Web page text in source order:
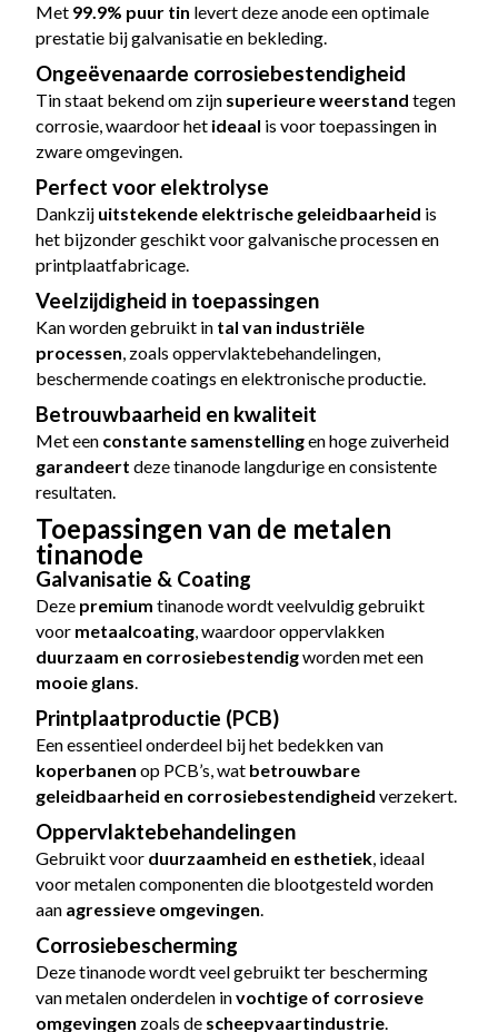
Met 99.9% puur tin levert deze anode een optimale
prestatie bij galvanisatie en bekleding.
Ongeëvenaarde corrosiebestendigheid
Tin staat bekend om zijn superieure weerstand tegen
corrosie, waardoor het ideaal is voor toepassingen in
zware omgevingen.
Perfect voor elektrolyse
Dankzij uitstekende elektrische geleidbaarheid is
het bijzonder geschikt voor galvanische processen en
printplaatfabricage.
Veelzijdigheid in toepassingen
Kan worden gebruikt in tal van industriële
processen, zoals oppervlaktebehandelingen,
beschermende coatings en elektronische productie.
Betrouwbaarheid en kwaliteit
Met een constante samenstellingen hoge zuiverheid
garandeert deze tinanode langdurige en consistente
resultaten.
Toepassingen van de metalen
tinanode
Galvanisatie & Coating
Deze premium tinanode wordt veelvuldig gebruikt
voor metaalcoating, waardoor oppervlakken
duurzaam en corrosiebestendigworden met een
mooie glans.
Printplaatproductie (PCB)
Een essentieel onderdeel bij het bedekken van
koperbanen op PCB’s, wat betrouwbare
geleidbaarheid en corrosiebestendigheid verzekert.
Oppervlaktebehandelingen
Gebruikt voor duurzaamheid en esthetiek, ideaal
voor metalen componenten die blootgesteld worden
aan agressieve omgevingen.
Corrosiebescherming
Deze tinanode wordt veel gebruikt ter bescherming
van metalen onderdelen invochtige of corrosieve
omgevingen zoals de scheepvaartindustrie.